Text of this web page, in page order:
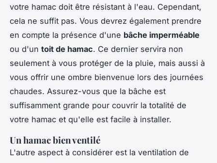
votre hamac doit être résistant à l'eau. Cependant,
cela ne suffit pas. Vous devrez également prendre
en compte la présence d'une bâche imperméable
ou d'un toit de hamac. Ce dernier servira non
seulement à vous protéger de la pluie, mais aussi à
vous offrir une ombre bienvenue lors des journées
chaudes. Assurez-vous que la bâche est
suffisamment grande pour couvrir la totalité de
votre hamac et qu'elle est facile à installer.
Un hamac bien ventilé
L'autre aspect à considérer est la ventilation de